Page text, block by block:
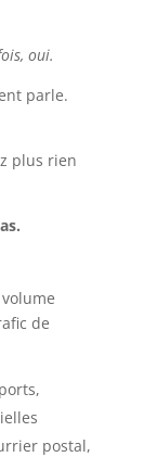
oui.
parle.
plus rien
de
postal,